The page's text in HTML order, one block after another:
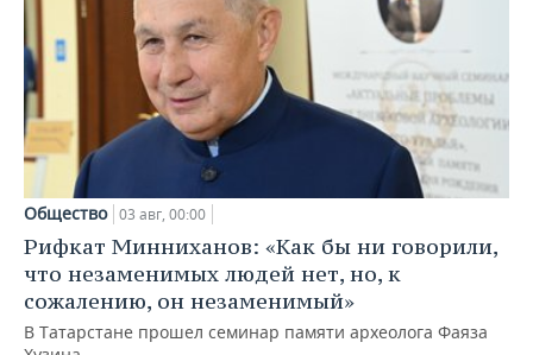
Общество 03 авг, 00:00
Рифкат Минниханов: «Как бы ни говорили,
что незаменимых людей нет, но, к
сожалению, он незаменимый»
В Татарстане прошел семинар памяти археолога Фаяза